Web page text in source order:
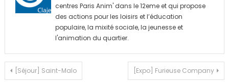
centres Paris Anim' dans le 12eme et qui propose
des actions pour les loisirs et l’éducation
populaire, la mixité sociale, la jeunesse et
l'animation du quartier.
Navigation
[Séjour] Saint-Malo [Expo] Furieuse Company